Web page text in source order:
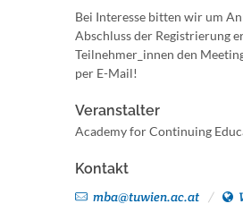
Bei Interesse bitten wir um
Abschluss der Registrierung
Teilnehmer_innen den
per E-Mail!
Veranstalter
Academy for Continuing
Kontakt
mba@tuwien.ac.at